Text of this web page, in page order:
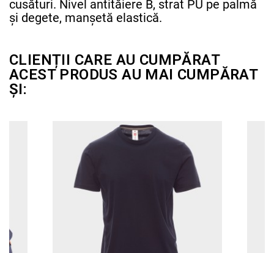
cusături. Nivel antităiere B, strat PU pe palmă
și degete, manșetă elastică.
CLIENȚII CARE AU CUMPĂRAT
ACEST PRODUS AU MAI CUMPĂRAT
ȘI: